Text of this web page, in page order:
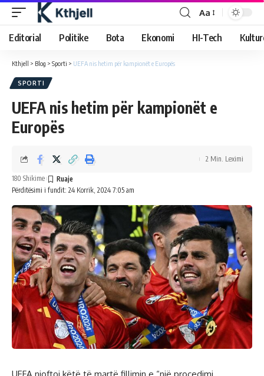
Aa
Editorial Politike Bota Ekonomi HI-Tech
Kthjell > Blog > Sporti > UEFA nis hetim për kampionët e Europës
SPORTI
UEFA nis hetim për kampionët e
Europës
Përditësimi i fundit: 24 Korrik, 2024 7:05 am
180 Shikime
2 Min. Leximi